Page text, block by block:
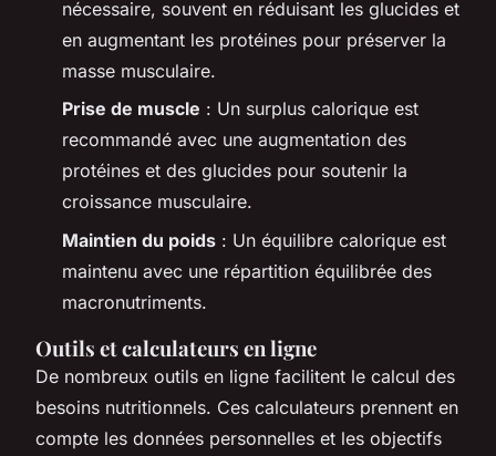
nécessaire, souvent en réduisant les glucides et
en augmentant les protéines pour préserver la
masse musculaire.
Prise de muscle : Un surplus calorique est
recommandé avec une augmentation des
protéines et des glucides pour soutenir la
croissance musculaire.
Maintien du poids : Un équilibre calorique est
maintenu avec une répartition équilibrée des
macronutriments.
Outils et calculateurs en ligne
De nombreux outils en ligne facilitent le calcul des
besoins nutritionnels. Ces calculateurs prennent en
compte les données personnelles et les objectifs